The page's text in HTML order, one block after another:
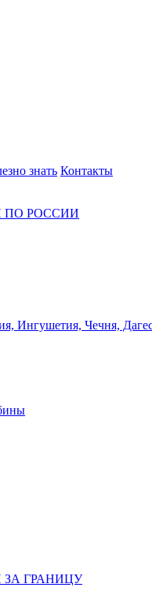
знать Контакты
ПО РОССИИ
Ингушетия, Чечня,
ГРАНИЦУ